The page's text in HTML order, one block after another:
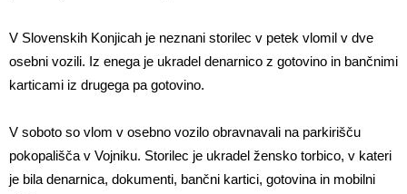
V Slovenskih Konjicah je neznani storilec v petek vlomil v dve
osebni vozili. Iz enega je ukradel denarnico z gotovino in bančnimi
karticami iz drugega pa gotovino.
V soboto so vlom v osebno vozilo obravnavali na parkirišču
pokopališča v Vojniku. Storilec je ukradel žensko torbico, v kateri
je bila denarnica, dokumenti, bančni kartici, gotovina in mobilni